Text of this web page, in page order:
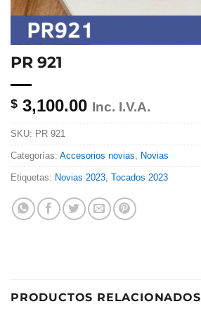
PR 921
$ 3,100.00 Inc. I.V.A.
SKU: PR 921
Categorías: Accesorios novias Novias
Etiquetas: Novias 2023 Tocados 2023
PRODUCTOS RELACIONADOS